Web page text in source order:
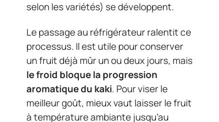
selon les variétés) se développent.
Le passage au réfrigérateur ralentit ce
processus. Il est utile pour conserver
un fruit déjà mûr un ou deux jours, mais
le froid bloque la progression
aromatique du kaki. Pour viser le
meilleur goût, mieux vaut laisser le fruit
à température ambiante jusqu’au